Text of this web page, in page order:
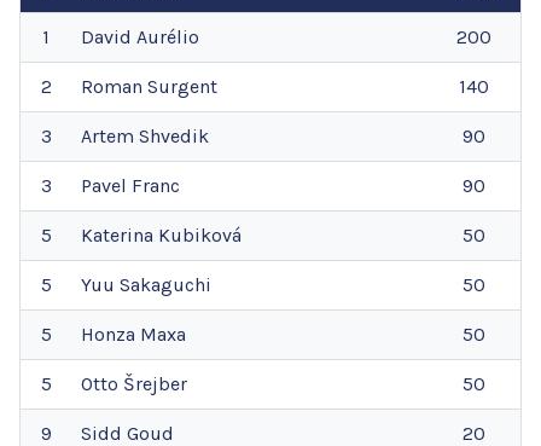
1 David Aurélio 200
2 Roman Surgent 140
3 Artem Shvedik 90
3 Pavel Franc 90
5 Katerina Kubiková 50
5 Yuu Sakaguchi 50
5 Honza Maxa 50
5 Otto Šrejber 50
9 Sidd Goud 20